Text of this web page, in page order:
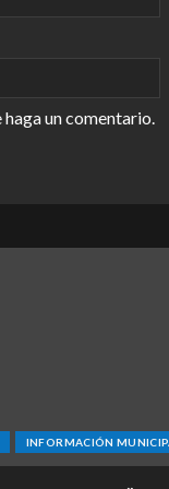
un comentario.
INFORMACIÓN